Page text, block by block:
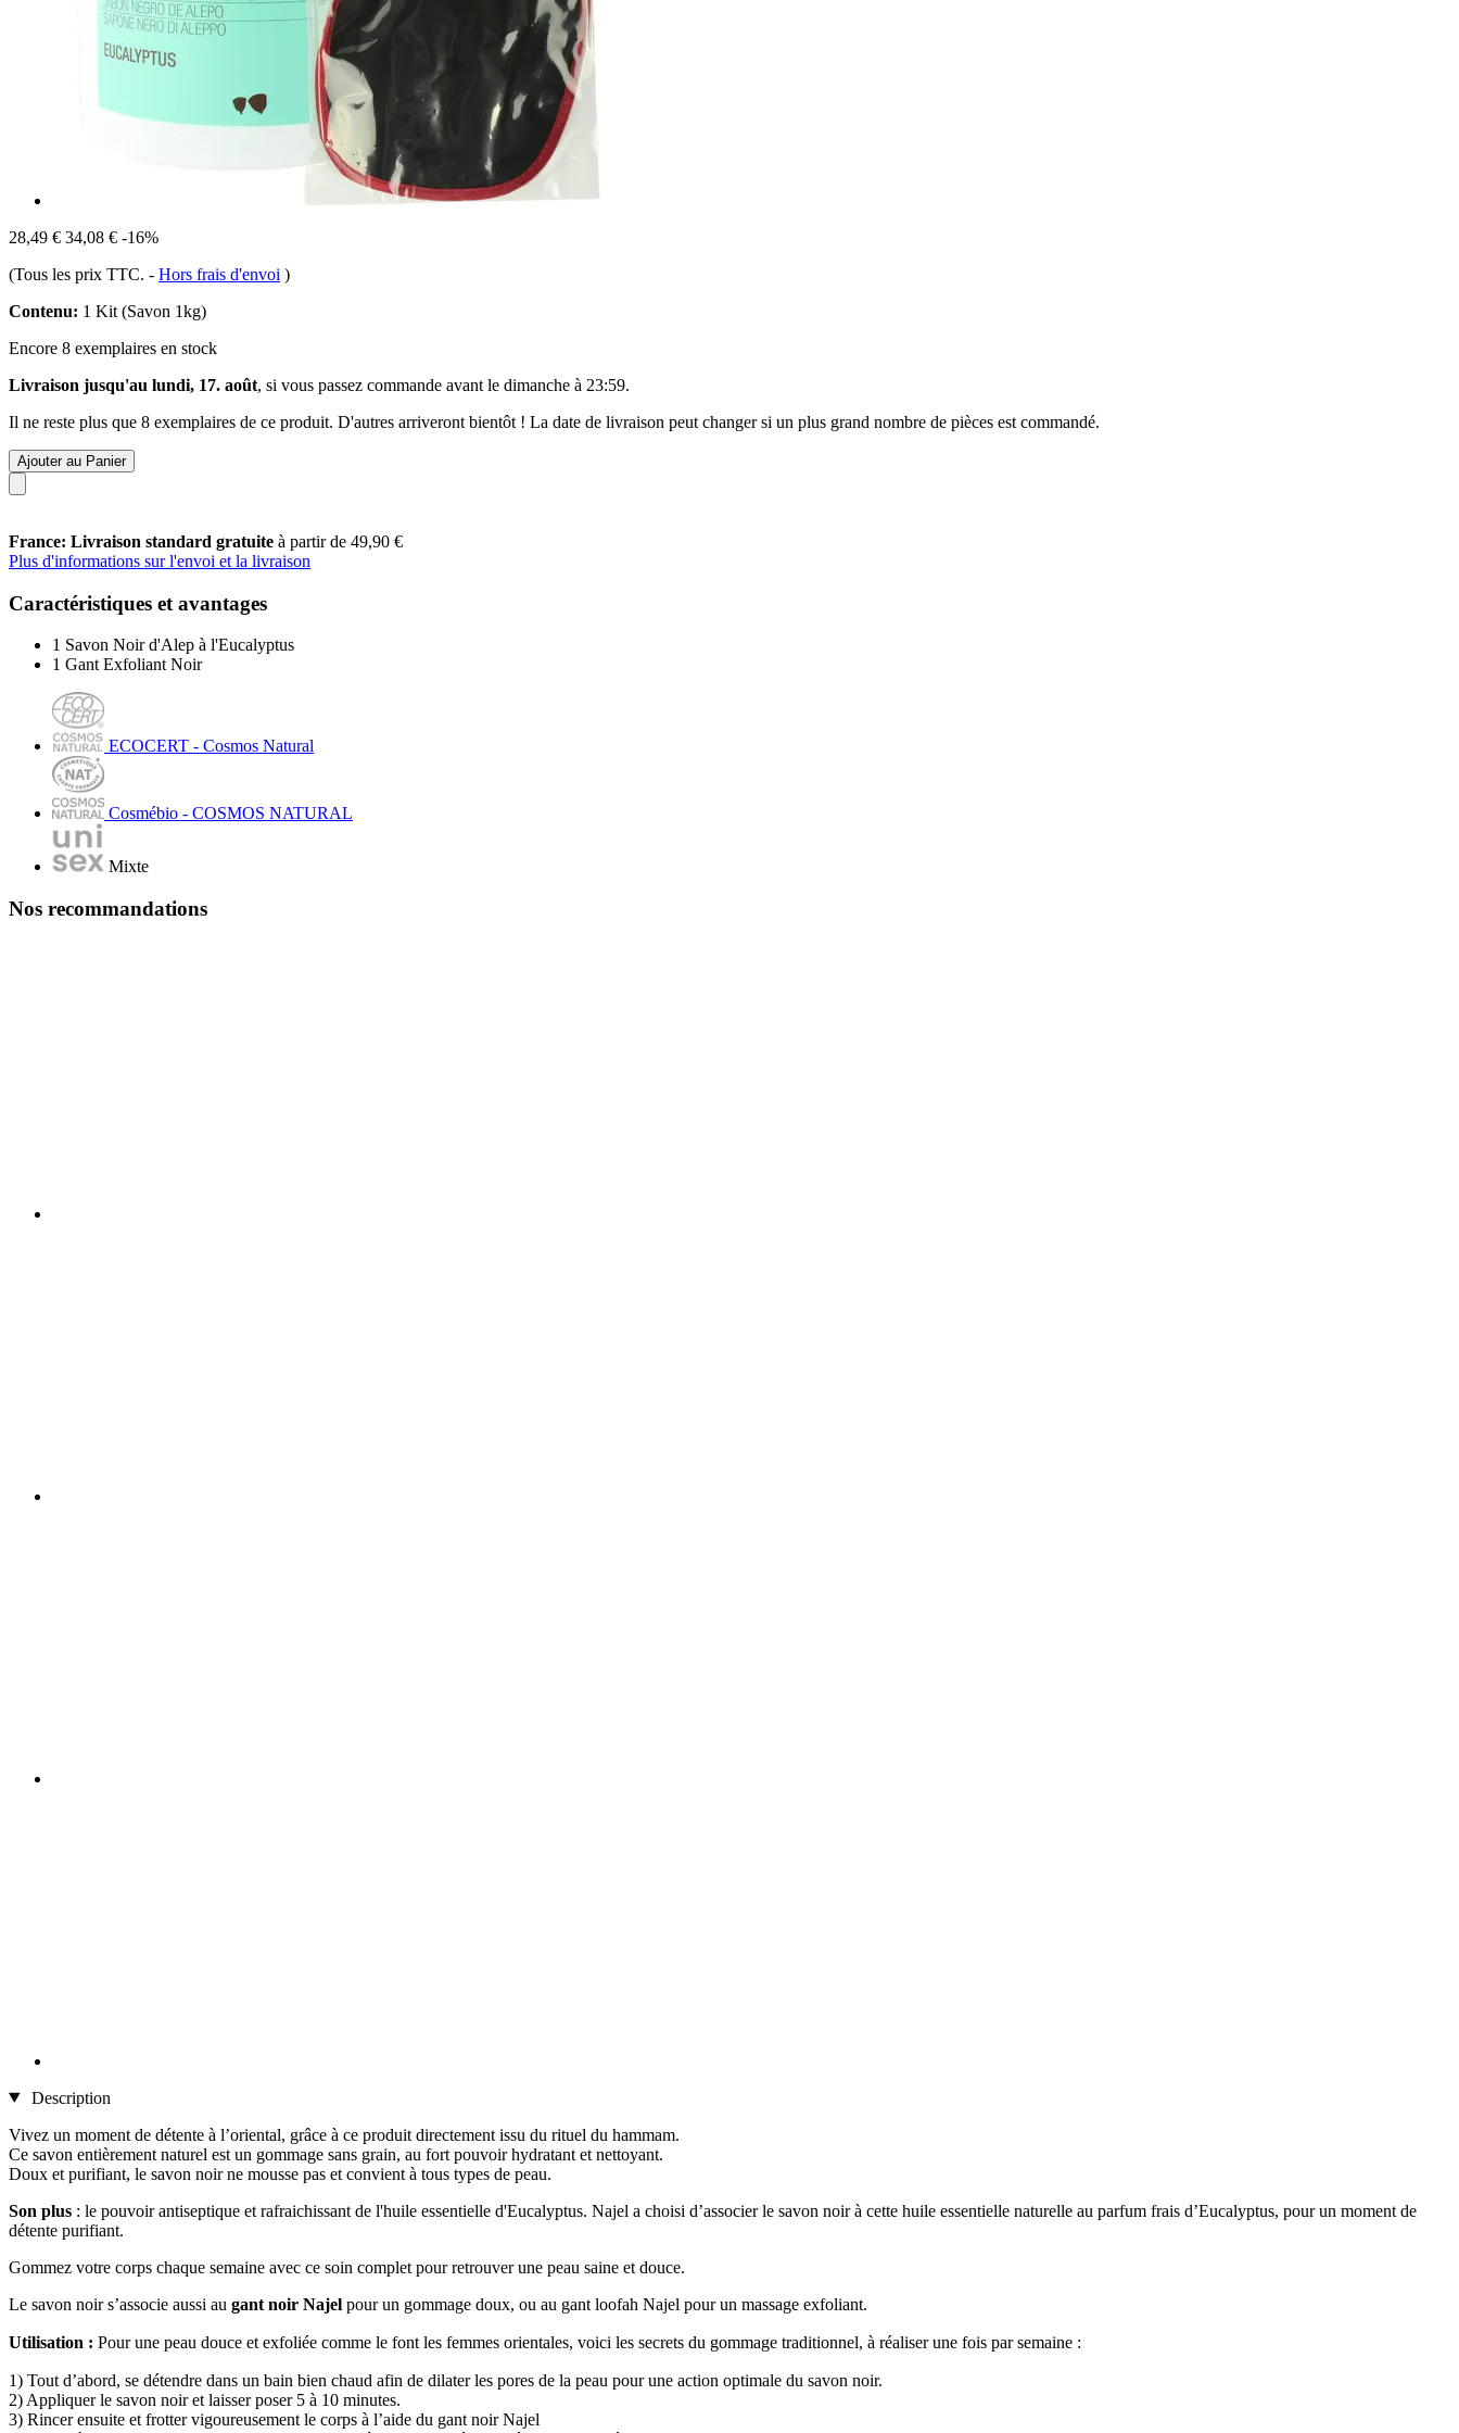
28,49 € 34,08 € -16%
(Tous les prix TTC. - Hors frais d'envoi )
Contenu: 1 Kit (Savon 1kg)
Encore 8 exemplaires en stock
Livraison jusqu'au lundi, 17. août, si vous passez commande avant le dimanche à 23:59.
Il ne reste plus que 8 exemplaires de ce produit. D'autres arriveront bientôt ! La date de livraison peut changer si un plus grand nombre de pièces est commandé.
Ajouter au Panier
France: Livraison standard gratuite à partir de 49,90 €
Plus d'informations sur l'envoi et la livraison
Caractéristiques et avantages
1 Savon Noir d'Alep à l'Eucalyptus
1 Gant Exfoliant Noir
ECOCERT - Cosmos Natural
Cosmébio - COSMOS NATURAL
Mixte
Nos recommandations
Description
Vivez un moment de détente à l’oriental, grâce à ce produit directement issu du rituel du hammam.
Ce savon entièrement naturel est un gommage sans grain, au fort pouvoir hydratant et nettoyant.
Doux et purifiant, le savon noir ne mousse pas et convient à tous types de peau.
Son plus : le pouvoir antiseptique et rafraichissant de l'huile essentielle d'Eucalyptus. Najel a choisi d’associer le savon noir à cette huile essentielle naturelle au parfum frais d’Eucalyptus, pour un moment de
détente purifiant.
Gommez votre corps chaque semaine avec ce soin complet pour retrouver une peau saine et douce.
Le savon noir s’associe aussi au gant noir Najel pour un gommage doux, ou au gant loofah Najel pour un massage exfoliant.
Utilisation : Pour une peau douce et exfoliée comme le font les femmes orientales, voici les secrets du gommage traditionnel, à réaliser une fois par semaine :
1) Tout d’abord, se détendre dans un bain bien chaud afin de dilater les pores de la peau pour une action optimale du savon noir.
2) Appliquer le savon noir et laisser poser 5 à 10 minutes.
3) Rincer ensuite et frotter vigoureusement le corps à l’aide du gant noir Najel